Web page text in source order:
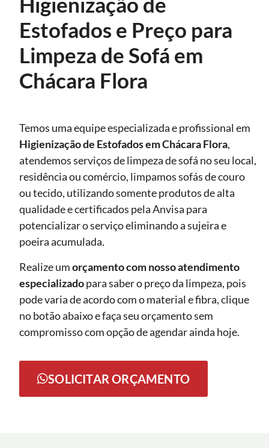
Estofados e Preço para
Limpeza de Sofá em
Chácara Flora
Temos uma equipe especializada e profissional em
Higienização de Estofadosem Chácara Flora,
atendemos serviços de limpeza de sofá no seu local,
residência ou comércio, limpamos sofás de couro
ou tecido, utilizando somente produtos de alta
qualidade e certificados pela Anvisa para
potencializar o serviço eliminando a sujeira e
poeira acumulada.
Realize umorçamento com nosso atendimento
especializadopara saber o preço da limpeza, pois
pode varia de acordo com o material e fibra, clique
no botão abaixo e faça seu orçamento sem
compromisso com opção de agendar ainda hoje.
SOLICITAR ORÇAMENTO